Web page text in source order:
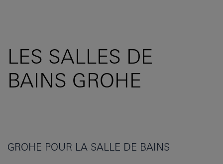
LES SALLES DE
BAINS GROHE
GROHE POUR LA SALLE DE BAINS